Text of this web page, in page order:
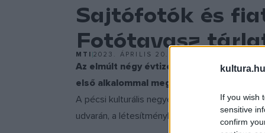
If you wish
sensitive
confirm
Sajtófotók és
Fotótavasz
MTI 2023. ÁPRILIS 20.
Az elmúlt négy évtized legjobb
első alkalommal megrendezett Pécsi
A pécsi kulturális negyedet fenntartó
udvarán, a létesítményben lévő m21